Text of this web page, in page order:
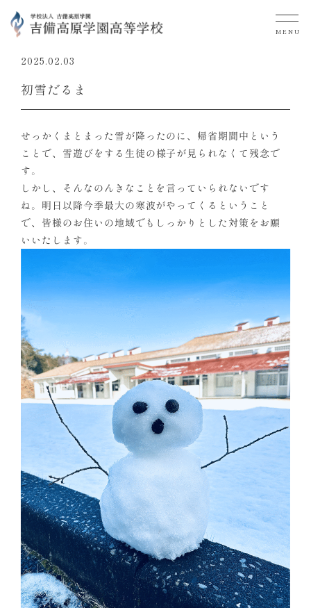
MENU
2025.02.03
初雪だるま
せっかくまとまった雪が降ったのに、帰省期間中という
ことで、雪遊びをする生徒の様子が見られなくて残念で
す。
しかし、そんなのんきなことを言っていられないです
ね。明日以降今季最大の寒波がやってくるということ
で、皆様のお住いの地域でもしっかりとした対策をお願
いいたします。